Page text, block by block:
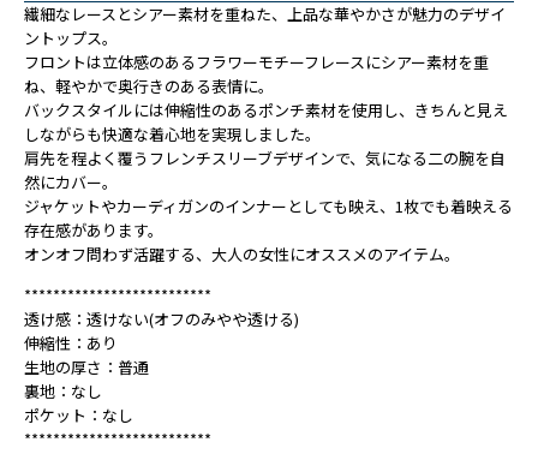
繊細なレースとシアー素材を重ねた、上品な華やかさが魅力のデザイ
ントップス。
フロントは立体感のあるフラワーモチーフレースにシアー素材を重
ね、軽やかで奥行きのある表情に。
バックスタイルには伸縮性のあるポンチ素材を使用し、きちんと見え
しながらも快適な着心地を実現しました。
肩先を程よく覆うフレンチスリーブデザインで、気になる二の腕を自
然にカバー。
ジャケットやカーディガンのインナーとしても映え、1枚でも着映える
存在感があります。
オンオフ問わず活躍する、大人の女性にオススメのアイテム。
**************************
透け感：透けない(オフのみやや透ける)
伸縮性：あり
生地の厚さ：普通
裏地：なし
ポケット：なし
**************************